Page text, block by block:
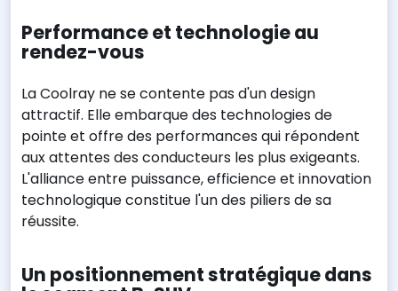
Performance et technologie au
rendez-vous
La Coolray ne se contente pas d'un design
attractif. Elle embarque des technologies de
pointe et offre des performances qui répondent
aux attentes des conducteurs les plus exigeants.
L'alliance entre puissance, efficience et innovation
technologique constitue l'un des piliers de sa
réussite.
Un positionnement stratégique dans